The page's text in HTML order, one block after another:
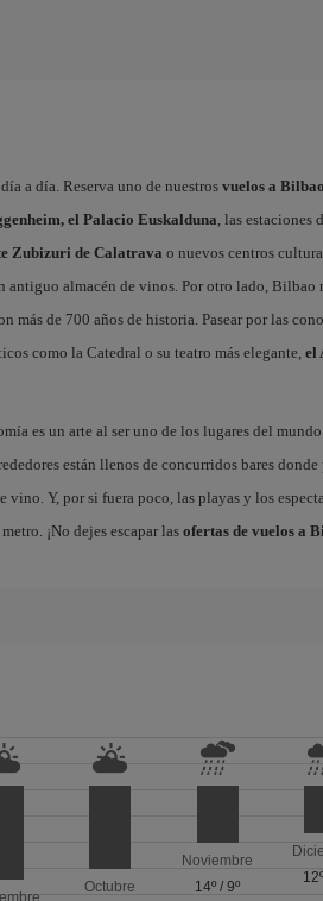
a día. Reserva uno de nuestros vuelos a Bilbao
el Palacio Euskalduna, las estaciones
Zubizuri de Calatrava o nuevos centros
almacén de vinos. Por otro lado, Bilbao
más de 700 años de historia. Pasear por las
como la Catedral o su teatro más elegante,el
es un arte al ser uno de los lugares del
están llenos de concurridos bares donde
Y, por si fuera poco, las playas y los
¡No dejes escapar las ofertas de vuelos a
Octubre
Noviembre
14º /9º
12º